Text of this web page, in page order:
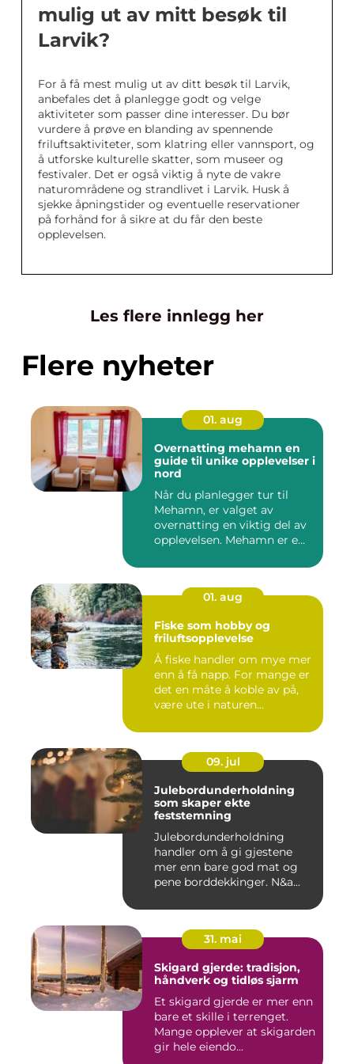
mulig ut av mitt besøk til
Larvik?
For å få mest mulig ut av ditt besøk til Larvik,
anbefales det å planlegge godt og velge
aktiviteter som passer dine interesser. Du bør
vurdere å prøve en blanding av spennende
friluftsaktiviteter, som klatring eller vannsport, og
å utforske kulturelle skatter, som museer og
festivaler. Det er også viktig å nyte de vakre
naturområdene og strandlivet i Larvik. Husk å
sjekke åpningstider og eventuelle reservationer
på forhånd for å sikre at du får den beste
opplevelsen.
Les flere innlegg her
Flere nyheter
01. aug
Overnatting mehamn en
guide til unike opplevelser i
nord
Når du planlegger tur til
Mehamn, er valget av
overnatting en viktig del av
opplevelsen. Mehamn er e...
01. aug
Fiske som hobby og
friluftsopplevelse
Å fiske handler om mye mer
enn å få napp. For mange er
det en måte å koble av på,
være ute i naturen...
09. jul
Julebordunderholdning
som skaper ekte
feststemning
Julebordunderholdning
handler om å gi gjestene
mer enn bare god mat og
pene borddekkinger. N&a...
31. mai
Skigard gjerde: tradisjon,
håndverk og tidløs sjarm
Et skigard gjerde er mer enn
bare et skille i terrenget.
Mange opplever at skigarden
gir hele eiendo...